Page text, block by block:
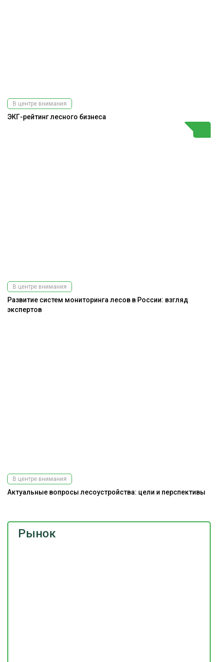
Рынок
В центре внимания
ЭКГ-рейтинг лесного бизнеса
В центре внимания
Развитие систем мониторинга лесов в России: взгляд
экспертов
В центре внимания
Актуальные вопросы лесоустройства: цели и перспективы